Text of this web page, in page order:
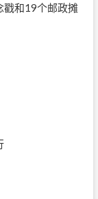
戳和19个邮政摊